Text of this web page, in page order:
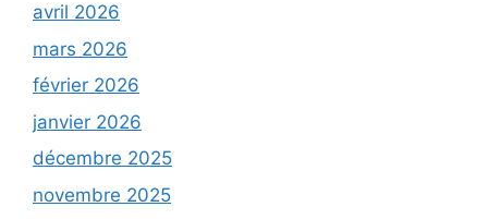
avril 2026
mars 2026
février 2026
janvier 2026
décembre 2025
novembre 2025